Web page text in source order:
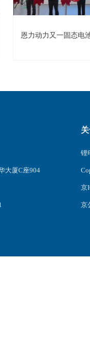
恩力动力又一固态电
大厦C座904
锂
京
京